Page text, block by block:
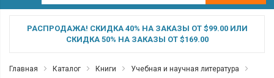
РАСПРОДАЖА! СКИДКА 40% НА ЗАКАЗЫ ОТ $99.00 ИЛИ
СКИДКА 50% НА ЗАКАЗЫ ОТ $169.00
Главная Каталог Книги
Учебная и научная литература